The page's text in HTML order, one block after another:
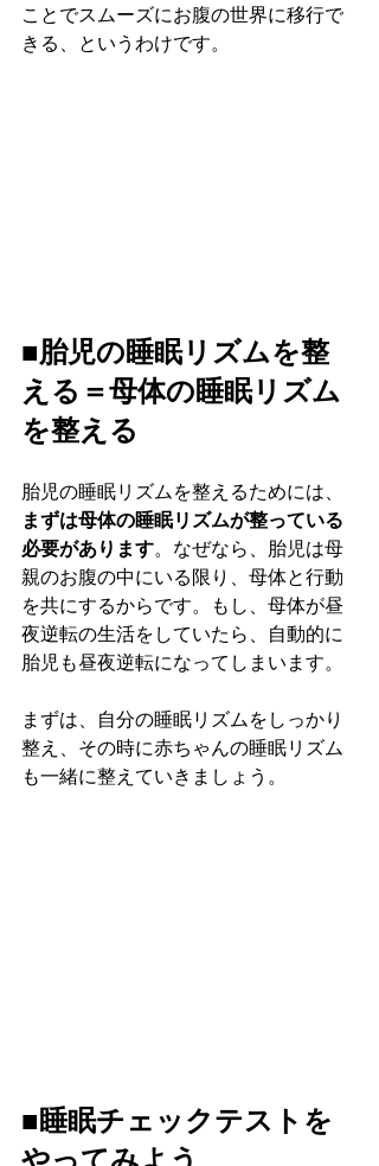
ことでスムーズにお腹の世界に移行で
きる、というわけです。
■胎児の睡眠リズムを整
える＝母体の睡眠リズム
を整える
胎児の睡眠リズムを整えるためには、
まずは母体の睡眠リズムが整っている
必要があります。なぜなら、胎児は母
親のお腹の中にいる限り、母体と行動
を共にするからです。もし、母体が昼
夜逆転の生活をしていたら、自動的に
胎児も昼夜逆転になってしまいます。
まずは、自分の睡眠リズムをしっかり
整え、その時に赤ちゃんの睡眠リズム
も一緒に整えていきましょう。
■睡眠チェックテストを